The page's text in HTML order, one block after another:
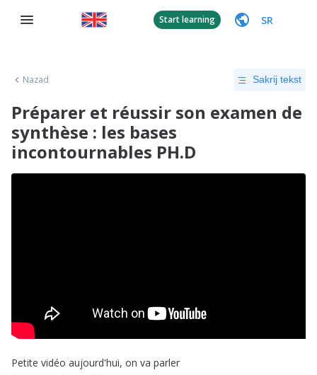
Start learning SR
Nazad Sakrij tekst
Préparer et réussir son examen de
synthèse : les bases
incontournables PH.D
Petite vidéo aujourd'hui, on va parler